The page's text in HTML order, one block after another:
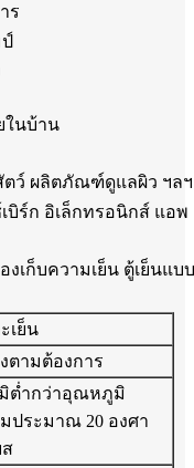
ร
ในบ้าน
ตว์ ผลิตภัณฑ์ดูแลผิว ฯลฯ
บิร์ก อิเล็กทรอนิกส์ แอพ
งเก็บความเย็น ตู้เย็นแบบ
เย็น
ตามต้องการ
ต่ำกว่าอุณหภูมิ
ประมาณ 20 องศา
ส